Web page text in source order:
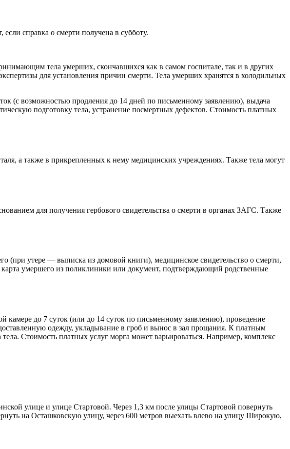
справка о смерти получена в субботу.
тела умерших, скончавшихся как в самом госпитале, так и в других
для установления причин смерти. Тела умерших хранятся в холодильных
(с возможностью продления до 14 дней по письменному заявлению), выдача
подготовку тела, устранение посмертных дефектов. Стоимость платных
а также в прикрепленных к нему медицинских учреждениях. Также тела могут
для получения гербового свидетельства о смерти в органах ЗАГС. Также
(при утере — выписка из домовой книги), медицинское свидетельство о смерти,
умершего из поликлиники или документ, подтверждающий родственные
камере до 7 суток (или до 14 суток по письменному заявлению), проведение
одежду, укладывание в гроб и вынос в зал прощания. К платным
Стоимость платных услуг морга может варьироваться. Например, комплекс
улице и улице Стартовой. Через 1,3 км после улицы Стартовой повернуть
на Осташковскую улицу, через 600 метров выехать влево на улицу Широкую,